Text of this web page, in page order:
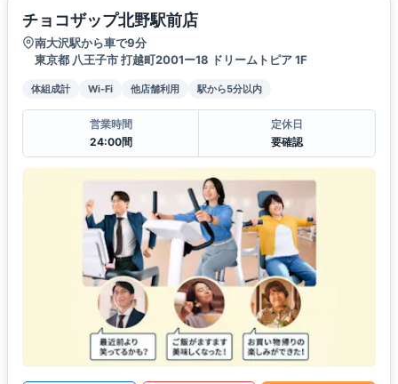
チョコザップ北野駅前店
南大沢駅から車で9分
東京都 八王子市 打越町2001ー18 ドリームトピア 1F
体組成計 Wi-Fi 他店舗利用 駅から5分以内
営業時間
24:00間
定休日
要確認